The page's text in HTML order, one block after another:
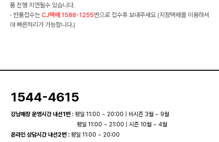
품 진행 지연될수 있습니다.
· 반품접수는 CJ택배 1588-1255번으로 접수후 보내주세요 (지정택배를 이용하셔
야 빠른처리가 가능합니다.)
1544-4615
강남매장 운영시간 내선1번 : 평일 11:00 ~ 20:00 | 비시즌 3월 ~ 9월
평일 11:00 ~ 21:00 | 시즌 10월 ~ 4월
온라인 상담시간 내선2번 : 평일 11:00 ~ 20:00